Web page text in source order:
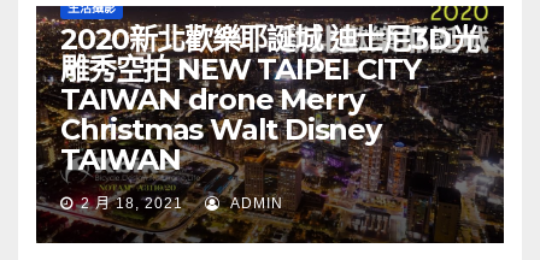
生活攝影
2020新北歡樂耶誕城 迪士尼3D光
雕秀空拍 NEW TAIPEI CITY
TAIWAN drone Merry
Christmas Walt Disney
TAIWAN
2 月 18, 2021 ADMIN